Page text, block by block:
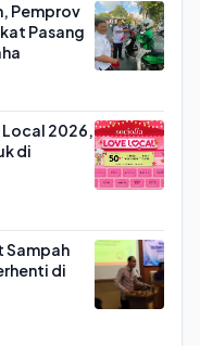
Pemprov
Pasang
2026,
di
Sampah
di